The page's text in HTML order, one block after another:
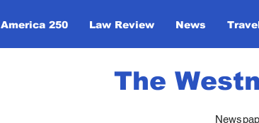
America 250 Law Review News
The